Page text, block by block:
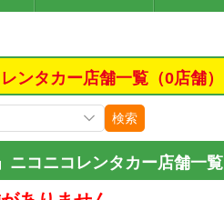
ンタカー店舗一覧（0店舗）
検索
ニコニコレンタカー店舗一覧